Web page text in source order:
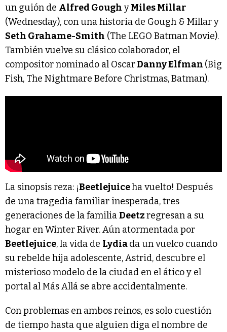
un guión de Alfred Gough yMiles Millar
(Wednesday), con una historia de Gough & Millar y
Seth Grahame-Smith (The LEGO Batman Movie).
También vuelve su clásico colaborador, el
compositor nominado al OscarDanny Elfman (Big
Fish, The Nightmare Before Christmas, Batman).
La sinopsis reza: ¡Beetlejuiceha vuelto! Después
de una tragedia familiar inesperada, tres
generaciones de la familiaDeetzregresan a su
hogar en Winter River. Aún atormentada por
Beetlejuice, la vida de Lydiada un vuelco cuando
su rebelde hija adolescente, Astrid, descubre el
misterioso modelo de la ciudad en el ático y el
portal al Más Allá se abre accidentalmente.
Con problemas en ambos reinos, es solo cuestión
de tiempo hasta que alguien diga el nombre de